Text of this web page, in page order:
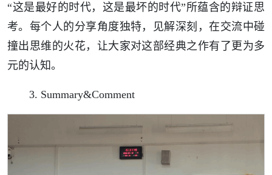
“这是最好的时代，这是最坏的时代”所蕴含的辩证思
考。每个人的分享角度独特，见解深刻，在交流中碰
撞出思维的火花，让大家对这部经典之作有了更为多
元的认知。
3. Summary&Comment